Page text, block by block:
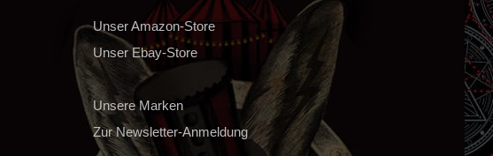
Unser Amazon-Store
Unser Ebay-Store
Unsere Marken
Zur Newsletter-Anmeldung